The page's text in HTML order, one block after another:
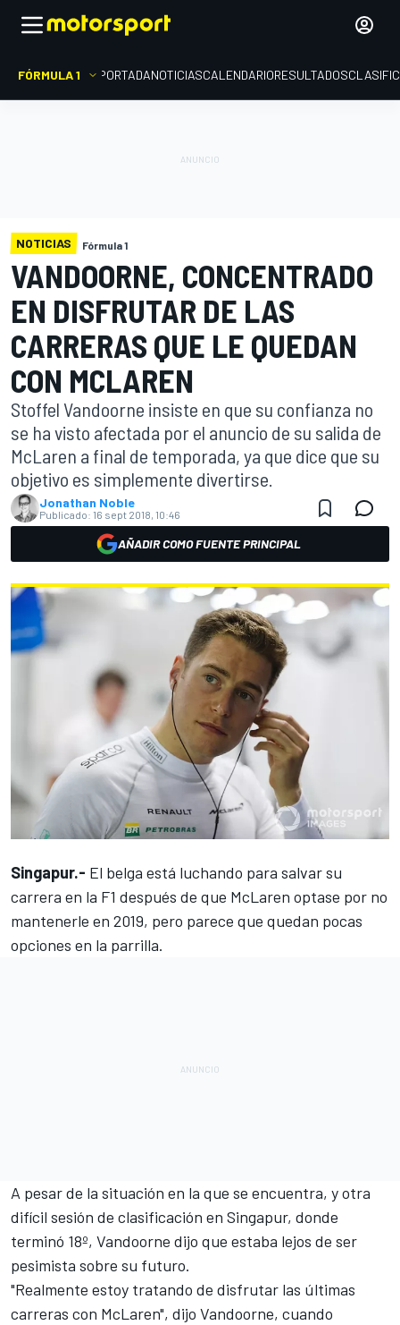
FÓRMULA 1 PORTADANOTICIASCALENDARIORESULTADOS
NOTICIAS Fórmula 1
VANDOORNE, CONCENTRADO
EN DISFRUTAR DE LAS
CARRERAS QUE LE QUEDAN
CON MCLAREN
Stoffel Vandoorne insiste en que su confianza no
se ha visto afectada por el anuncio de su salida de
McLaren a final de temporada, ya que dice que su
objetivo es simplemente divertirse.
Jonathan Noble
Publicado: 16 sept 2018, 10:46
AÑADIR COMO FUENTE PRINCIPAL
Singapur.- El belga está luchando para salvar su
carrera en la F1 después de que McLaren optase por no
mantenerle en 2019, pero parece que quedan pocas
opciones en la parrilla.
A pesar de la situación en la que se encuentra, y otra
difícil sesión de clasificación en Singapur, donde
terminó 18º, Vandoorne dijo que estaba lejos de ser
pesimista sobre su futuro.
"Realmente estoy tratando de disfrutar las últimas
carreras con McLaren", dijo Vandoorne, cuando